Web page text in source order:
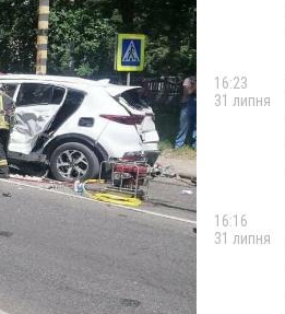
16:23
31 липня
16:16
31 липня